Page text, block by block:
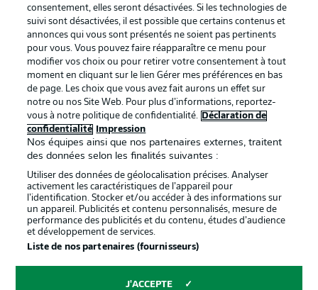
BUNDESLIGA APP
Proposé par
consentement, elles seront désactivées. Si les technologies de
suivi sont désactivées, il est possible que certains contenus et
annonces qui vous sont présentés ne soient pas pertinents
pour vous. Vous pouvez faire réapparaître ce menu pour
modifier vos choix ou pour retirer votre consentement à tout
moment en cliquant sur le lien Gérer mes préférences en bas
de page. Les choix que vous avez fait aurons un effet sur
notre ou nos Site Web. Pour plus d’informations, reportez-
vous à notre politique de confidentialité.
Déclaration de
confidentialité
Impression
Nos équipes ainsi que nos partenaires externes, traitent
des données selon les finalités suivantes :
Utiliser des données de géolocalisation précises. Analyser
activement les caractéristiques de l’appareil pour
l’identification. Stocker et/ou accéder à des informations sur
un appareil. Publicités et contenu personnalisés, mesure de
performance des publicités et du contenu, études d’audience
et développement de services.
Liste de nos partenaires (fournisseurs)
J'ACCEPTE